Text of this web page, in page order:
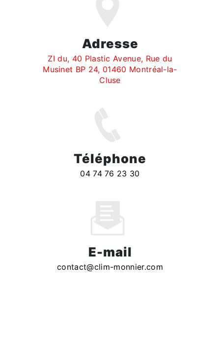
Adresse
ZI du, 40 Plastic Avenue, Rue du
Musinet BP 24, 01460 Montréal-la-
Cluse
Téléphone
04 74 76 23 30
E-mail
contact@clim-monnier.com